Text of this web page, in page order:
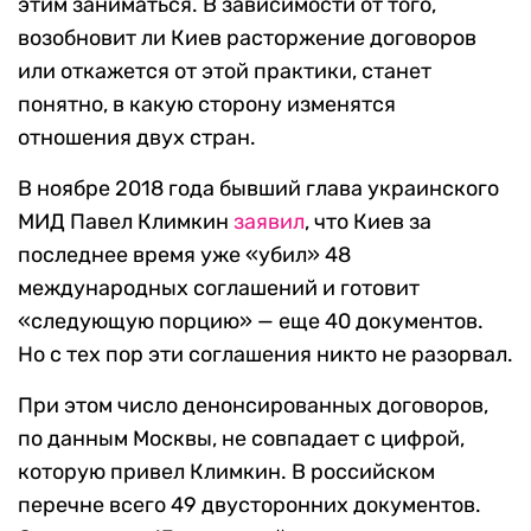
возобновит ли Киев расторжение договоров
или откажется от этой практики, станет
понятно, в какую сторону изменятся
отношения двух стран.
В ноябре 2018 года бывший глава украинского
МИД Павел Климкин заявил, что Киев за
последнее время уже «убил» 48
международных соглашений и готовит
«следующую порцию» — еще 40 документов.
Но с тех пор эти соглашения никто не разорвал.
При этом число денонсированных договоров,
по данным Москвы, не совпадает с цифрой,
которую привел Климкин. В российском
перечне всего 49 двусторонних документов.